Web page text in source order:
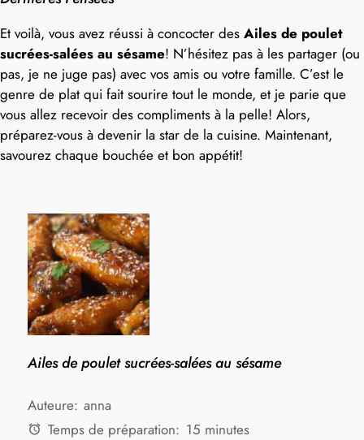
Et voilà, vous avez réussi à concocter des Ailes de poulet
sucrées-salées au sésame! N’hésitez pas à les partager (ou
pas, je ne juge pas) avec vos amis ou votre famille. C’est le
genre de plat qui fait sourire tout le monde, et je parie que
vous allez recevoir des compliments à la pelle! Alors,
préparez-vous à devenir la star de la cuisine. Maintenant,
savourez chaque bouchée et bon appétit!
Ailes de poulet sucrées-salées au sésame
Auteure: anna
Temps de préparation: 15 minutes